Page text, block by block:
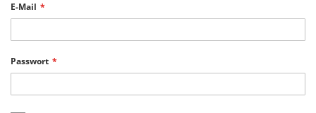
E-Mail
Passwort